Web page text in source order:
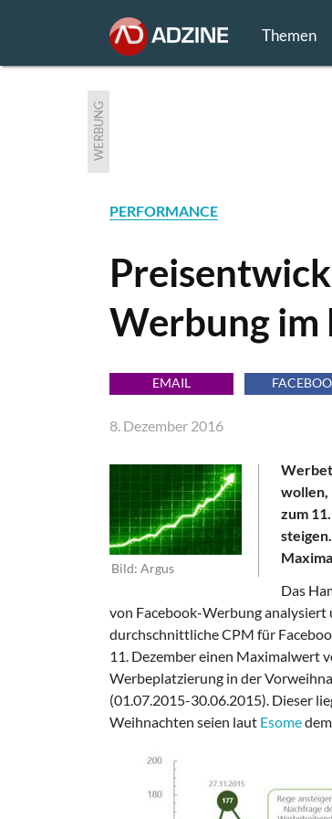
Themen
WERBUNG
PERFORMANCE
Werbung im
EMAIL
8. Dezember 2016
Bild: Argus
wollen,
zum
Das
von Facebook-Werbung analysiert
durchschnittliche CPM für
11. Dezember einen Maximalwert
Werbeplatzierung in der
(01.07.2015-30.06.2015). Dieser
Weihnachten seien laut Esome